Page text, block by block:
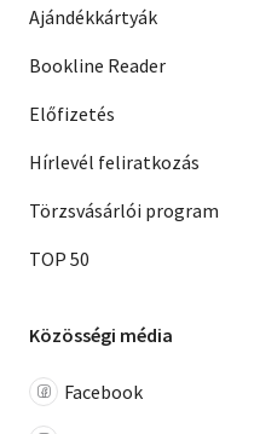
Ajándékkártyák
Bookline Reader
Előfizetés
Hírlevél feliratkozás
Törzsvásárlói program
TOP 50
Közösségi média
Facebook